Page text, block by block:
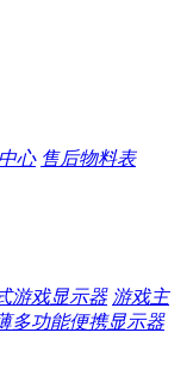
心 售后物料表
游戏显示器 游戏主
多功能便携显示器